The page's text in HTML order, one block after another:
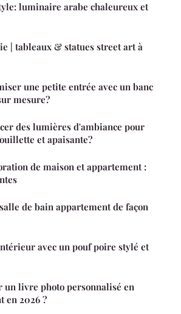
luminaire arabe chaleureux et
| tableaux & statues street art à
une petite entrée avec un banc
mesure?
des lumières d'ambiance pour
et apaisante?
de maison et appartement :
de bain appartement de façon
avec un pouf poire stylé et
un livre photo personnalisé en
en 2026 ?